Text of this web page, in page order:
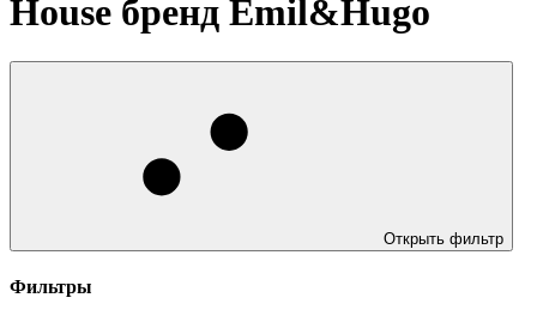
House бренд Emil&Hugo
Открыть фильтр
Фильтры